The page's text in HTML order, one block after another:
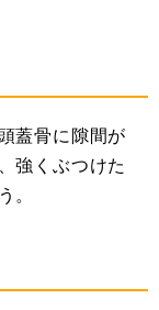
蓋骨に隙間が
強くぶつけた
。